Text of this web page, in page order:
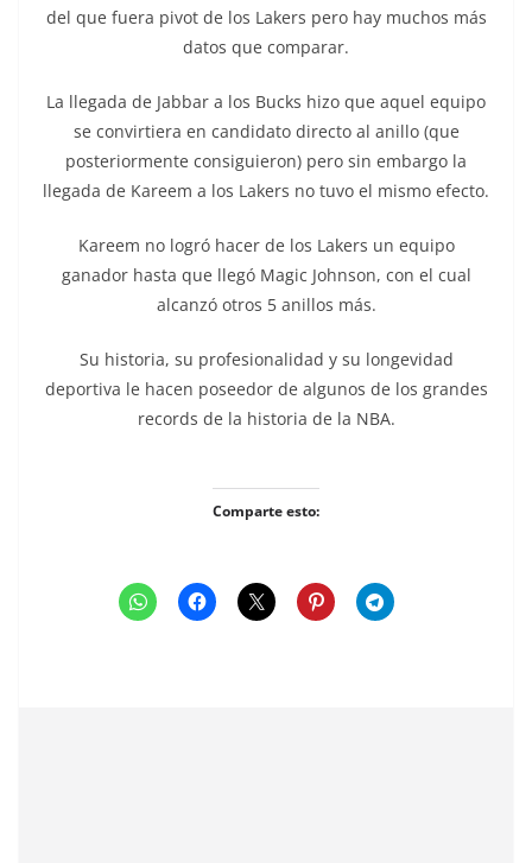
del que fuera pivot de los Lakers pero hay muchos más
datos que comparar.
La llegada de Jabbar a los Bucks hizo que aquel equipo
se convirtiera en candidato directo al anillo (que
posteriormente consiguieron) pero sin embargo la
llegada de Kareem a los Lakers no tuvo el mismo efecto.
Kareem no logró hacer de los Lakers un equipo
ganador hasta que llegó Magic Johnson, con el cual
alcanzó otros 5 anillos más.
Su historia, su profesionalidad y su longevidad
deportiva le hacen poseedor de algunos de los grandes
records de la historia de la NBA.
Comparte esto: